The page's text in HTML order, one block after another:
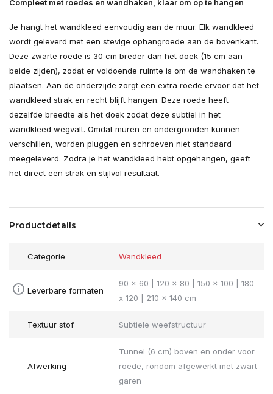
Compleet met roedes en wandhaken, klaar om op te hangen
Je hangt het wandkleed eenvoudig aan de muur. Elk wandkleed
wordt geleverd met een stevige ophangroede aan de bovenkant.
Deze zwarte roede is 30 cm breder dan het doek (15 cm aan
beide zijden), zodat er voldoende ruimte is om de wandhaken te
plaatsen. Aan de onderzijde zorgt een extra roede ervoor dat het
wandkleed strak en recht blijft hangen. Deze roede heeft
dezelfde breedte als het doek zodat deze subtiel in het
wandkleed wegvalt. Omdat muren en ondergronden kunnen
verschillen, worden pluggen en schroeven niet standaard
meegeleverd. Zodra je het wandkleed hebt opgehangen, geeft
het direct een strak en stijlvol resultaat.
Productdetails
Categorie Wandkleed
Leverbare formaten
90 x 60 | 120 x 80 | 150 x 100 | 180
x 120 | 210 x 140 cm
Textuur stof Subtiele weefstructuur
Afwerking
Tunnel (6 cm) boven en onder voor
roede, rondom afgewerkt met zwart
garen